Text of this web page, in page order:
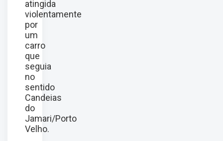
atingida
violentamente
por
um
carro
que
seguia
no
sentido
Candeias
do
Jamari/Porto
Velho.